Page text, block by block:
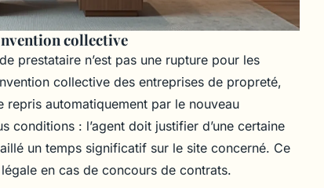
collective
prestataire n’est pas une rupture pour les
collective des entreprises de propreté,
repris automatiquement par le nouveau
conditions : l’agent doit justifier d’une certaine
un temps significatif sur le site concerné. Ce
en cas de concours de contrats.